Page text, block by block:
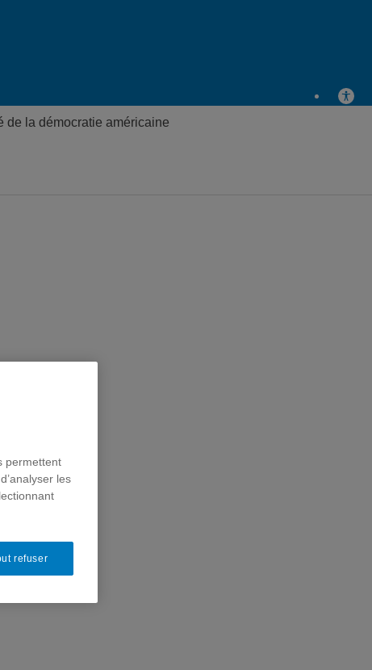
de la démocratie américaine
permettent
les
refuser